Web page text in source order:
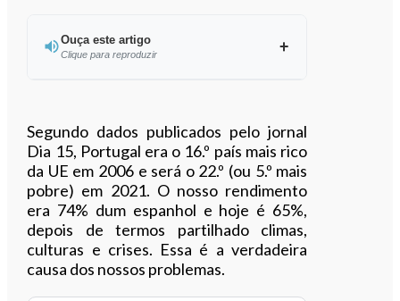
Ouça este artigo
Clique para reproduzir
Segundo dados publicados pelo jornal
Dia 15, Portugal era o 16.º país mais rico
da UE em 2006 e será o 22.º (ou 5.º mais
pobre) em 2021. O nosso rendimento
era 74% dum espanhol e hoje é 65%,
depois de termos partilhado climas,
culturas e crises. Essa é a verdadeira
causa dos nossos problemas.